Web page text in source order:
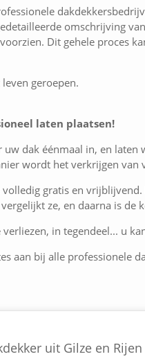
omschrijving
Dit gehele proces
geroepen.
laten plaatsen!
dak éénmaal in, en laten
wordt het verkrijgen
volledig gratis en
ze, en daarna is de
in tegendeel... u
aan bij alle professionele
uit Gilze en